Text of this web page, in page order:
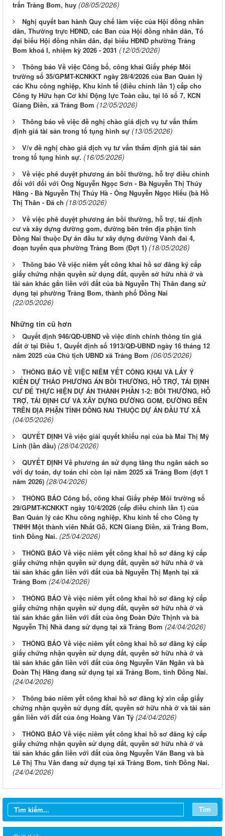
trấn Trảng Bom, huy (08/05/2026)
Nghị quyết ban hành Quy chế làm việc của Hội đồng nhân
dân, Thường trực HĐND, các Ban của Hội đồng nhân dân, Tổ
đại biểu Hội đồng nhân dân, đại biểu HĐND phường Trảng
Bom khoá I, nhiệm kỳ 2026 - 2031 (12/05/2026)
Thông báo Về việc Công bố, công khai Giấy phép Môi
trường số 35/GPMT-KCNKKT ngày 28/4/2026 của Ban Quản lý
các Khu công nghiệp, Khu kinh tế (điều chỉnh lần 1) cấp cho
Công ty Hữu hạn Cơ khí Động lực Toàn cầu, tại lô số 7, KCN
Giang Điền, xã Trảng Bom (12/05/2026)
Thông báo về việc đề nghị chào giá dịch vụ tư vấn thẩm
định giá tài sản trong tố tụng hình sự (13/05/2026)
V/v đề nghị chào giá dịch vụ tư vấn thẩm định giá tài sản
trong tố tụng hình sự. (16/05/2026)
Về việc phê duyệt phương án bồi thường, hỗ trợ điều chỉnh
đối với đối với Ông Nguyễn Ngọc Sơn - Bà Nguyễn Thị Thúy
Hằng - Bà Nguyễn Thị Thúy Hà - Ông Nguyễn Ngọc Hiếu (bà Hồ
Thị Thân - Đã ch (18/05/2026)
Về việc phê duyệt phương án bồi thường, hỗ trợ, tái định
cư và xây dựng đường gom, đường bên trên địa phận tỉnh
Đồng Nai thuộc Dự án đầu tư xây dựng đường Vành đai 4,
đoạn tuyến qua phường Trảng Bom (Đợt 1) (18/05/2026)
Thông báo Về việc niêm yết công khai hồ sơ đăng ký cấp
giấy chứng nhận quyền sử dụng đất, quyền sở hữu nhà ở và
tài sản khác gắn liền với đất của bà Nguyễn Thị Thân đang sử
dụng tại phường Trảng Bom, thành phố Đồng Nai
(22/05/2026)
Những tin cũ hơn
Quyết định 946/QĐ-UBND về việc đính chính thông tin giá
đất ở tại Điều 1, Quyết định số 1913/QĐ-UBND ngày 16 tháng 12
năm 2025 của Chủ tịch UBND xã Trảng Bom (06/05/2026)
THÔNG BÁO VỀ VIỆC NIÊM YẾT CÔNG KHAI VÀ LẤY Ý
KIẾN DỰ THẢO PHƯƠNG ÁN BỒI THƯỜNG, HỖ TRỢ, TÁI ĐỊNH
CƯ ĐỂ THỰC HIỆN DỰ ÁN THÀNH PHẦN 1-2: BỒI THƯỜNG, HỖ
TRỢ, TÁI ĐỊNH CƯ VÀ XÂY DỰNG ĐƯỜNG GOM, ĐƯỜNG BÊN
TRÊN ĐỊA PHẬN TỈNH ĐỒNG NAI THUỘC DỰ ÁN ĐẦU TƯ XÂ
(04/05/2026)
QUYẾT ĐỊNH Về việc giải quyết khiếu nại của bà Mai Thị Mỹ
Linh (lần đầu) (28/04/2026)
QUYẾT ĐỊNH Về phương án sử dụng tăng thu ngân sách so
với dự toán, dự toán chi còn lại năm 2025 xã Trảng Bom (đợt 1
năm 2026) (28/04/2026)
THÔNG BÁO Công bố, công khai Giấy phép Môi trường số
29/GPMT-KCNKKT ngày 10/4/2026 (cấp điều chỉnh lần 1) của
Ban Quản lý các Khu công nghiệp, Khu kinh tế cho Công ty
TNHH Một thành viên Nhất Gỗ, KCN Giang Điền, xã Trảng Bom,
tỉnh Đồng Nai. (25/04/2026)
THÔNG BÁO Về việc niêm yết công khai hồ sơ đăng ký cấp
giấy chứng nhận quyền sử dụng đất, quyền sở hữu nhà ở và
tài sản khác gắn liền với đất của bà Nguyễn Thị Mạnh tại xã
Trảng Bom (24/04/2026)
THÔNG BÁO Về việc niêm yết công khai hồ sơ đăng ký cấp
giấy chứng nhận quyền sử dụng đất, quyền sở hữu nhà ở và
tài sản khác gắn liền với đất của ông Đoàn Đức Thịnh và bà
Nguyễn Thị Nhã đang sử dụng tại xã Trảng Bom (24/04/2026)
THÔNG BÁO Về việc niêm yết công khai hồ sơ đăng ký cấp
giấy chứng nhận quyền sử dụng đất, quyền sở hữu nhà ở và
tài sản khác gắn liền với đất của ông Nguyễn Văn Ngân và bà
Đoàn Thị Hằng đang sử dụng tại xã Trảng Bom, tỉnh Đồng Nai.
(24/04/2026)
Thông báo niêm yết công khai hồ sơ đăng ký xin cấp giấy
chứng nhận quyền sử dụng đất, quyền sở hữu nhà ở và tài sản
gắn liền với đất của ông Hoàng Văn Tý (24/04/2026)
THÔNG BÁO Về việc niêm yết công khai hồ sơ đăng ký cấp
giấy chứng nhận quyền sử dụng đất, quyền sở hữu nhà ở và
tài sản khác gắn liền với đất của ông Nguyễn Văn Bang và bà
Lê Thị Thu Vân đang sử dụng tại xã Trảng Bom, tỉnh Đồng Nai.
(24/04/2026)
Tìm